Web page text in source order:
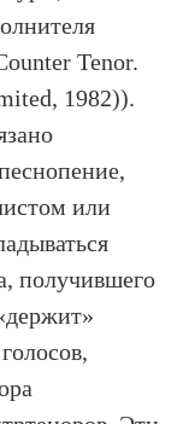
Tenor.
1982)).
или
получившего